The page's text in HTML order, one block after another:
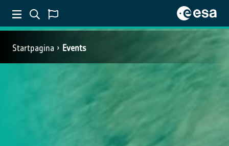
Startpagina Events